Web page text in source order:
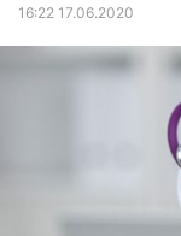
16:22 17.06.2020